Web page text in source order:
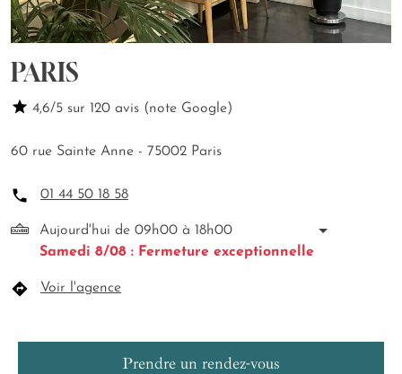
PARIS
4,6/5 sur 120 avis (note Google)
60 rue Sainte Anne - 75002 Paris
01 44 50 18 58
Aujourd'hui de 09h00 à 18h00
Samedi 8/08 : Fermeture exceptionnelle
Voir l'agence
Prendre un rendez-vous